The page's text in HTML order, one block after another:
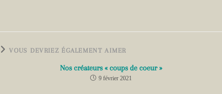
VOUS DEVRIEZ ÉGALEMENT AIMER
Nos créateurs « coups de coeur »
9 février 2021